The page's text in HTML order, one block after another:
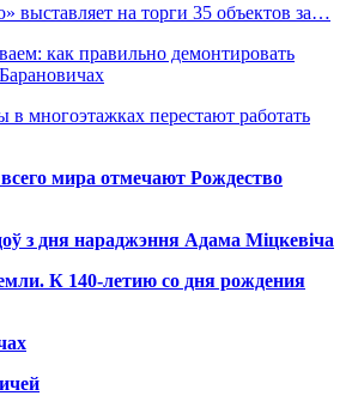
выставляет на торги 35 объектов за…
как правильно демонтировать
многоэтажках перестают работать
мира отмечают Рождество
з дня нараджэння Адама Міцкевіча
К 140-летию со дня рождения